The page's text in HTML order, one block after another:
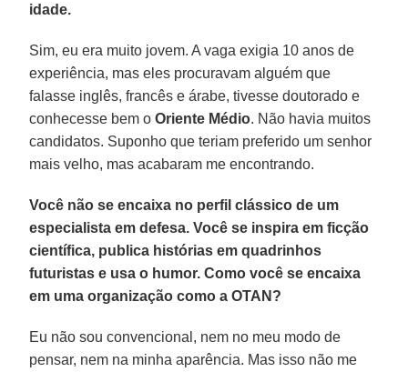
idade.
Sim, eu era muito jovem. A vaga exigia 10 anos de
experiência, mas eles procuravam alguém que
falasse inglês, francês e árabe, tivesse doutorado e
conhecesse bem oOriente Médio. Não havia muitos
candidatos. Suponho que teriam preferido um senhor
mais velho, mas acabaram me encontrando.
Você não se encaixa no perfil clássico de um
especialista em defesa. Você se inspira em ficção
científica, publica histórias em quadrinhos
futuristas e usa o humor. Como você se encaixa
em uma organização como a OTAN?
Eu não sou convencional, nem no meu modo de
pensar, nem na minha aparência. Mas isso não me